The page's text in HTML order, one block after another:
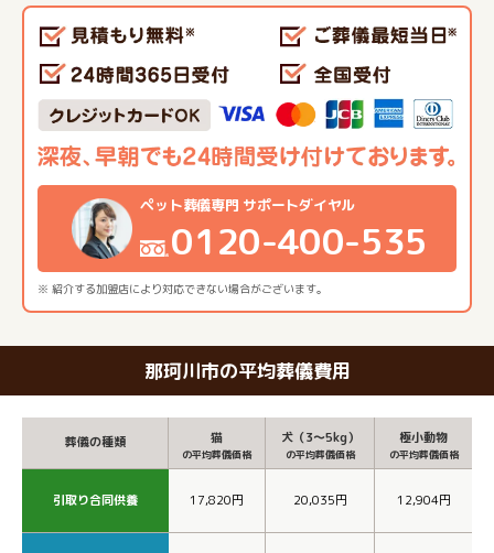
※ 紹介する加盟店により対応できない場合がございます。
ペット葬儀専門 サポートダイヤル
0120-400-535
那珂川市の平均葬儀費用
葬儀の種類 猫
の平均葬儀価格
犬（3～5kg）
の平均葬儀価格
極小動物
の平均葬儀価格
引取り合同供養 17,820円 20,035円 12,904円